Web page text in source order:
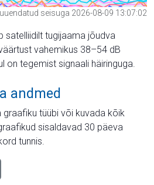
seisuga 2026-08-09 13:07:02
satelliidilt tugijaama jõudva
vahemikus 38–54 dB
on tegemist signaali häiringuga.
andmed
graafiku tüübi või kuvada kõik
sisaldavad 30 päeva
tunnis.